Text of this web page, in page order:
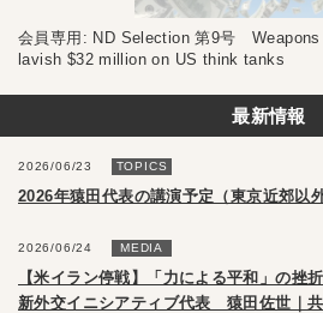
会員専用: ND Selection 第9号
lavish $32 million on US think tanks
最新情報
2026/06/23 TOPICS
2026年猿田代表の講演予定（東京近郊以外
2026/06/24 MEDIA
【米イラン停戦】「力による平和」の
新外交イニシアティブ代表 猿田佐世｜